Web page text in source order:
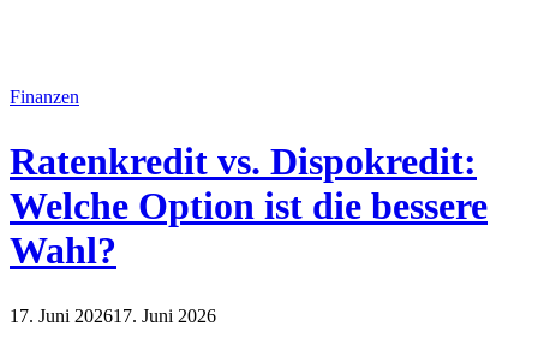
Finanzen
Ratenkredit vs. Dispokredit:
Welche Option ist die bessere
Wahl?
17. Juni 202617. Juni 2026